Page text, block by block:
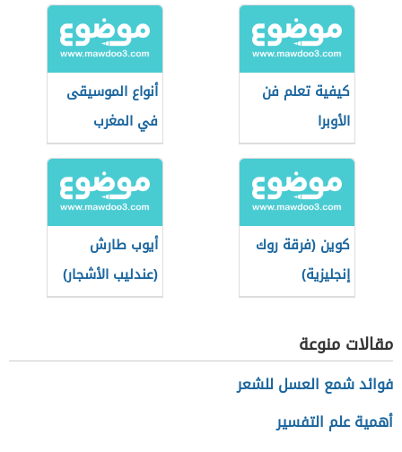
كيفية تعلم فن
الأوبرا
أنواع الموسيقى
في المغرب
العربي
كوين (فرقة روك
إنجليزية)
أيوب طارش
(عندليب الأشجار)
مقالات منوعة
فوائد شمع العسل للشعر
أهمية علم التفسير